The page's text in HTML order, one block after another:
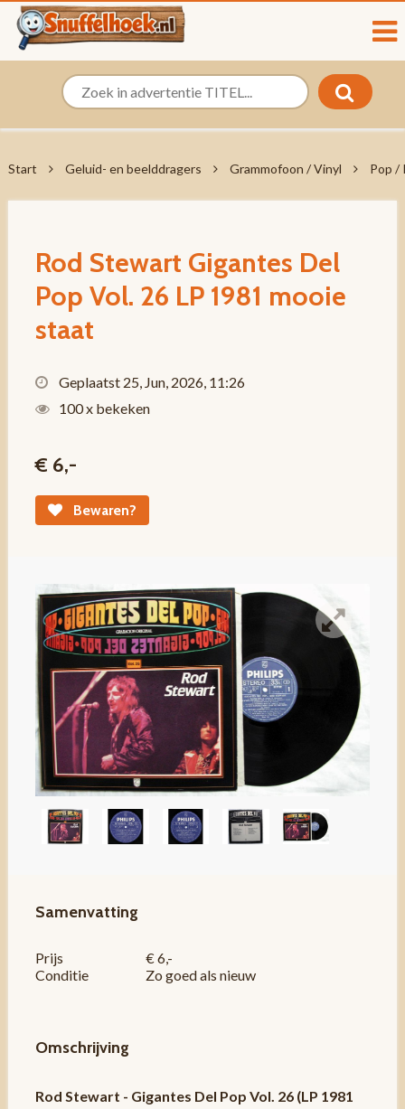
Start Geluid- en beelddragers Grammofoon / Vinyl Pop /
Rod Stewart Gigantes Del
Pop Vol. 26 LP 1981 mooie
staat
Geplaatst 25, Jun, 2026, 11:26
100 x bekeken
€ 6,-
Bewaren?
Samenvatting
Prijs
€ 6,-
Conditie
Zo goed als nieuw
Omschrijving
Rod Stewart - Gigantes Del Pop Vol. 26 (LP 1981